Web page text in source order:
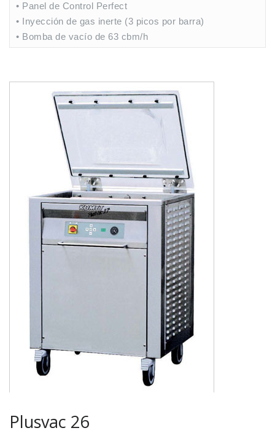
• Panel de Control Perfect
• Inyección de gas inerte (3 picos por barra)
• Bomba de vacío de 63 cbm/h
Plusvac 26